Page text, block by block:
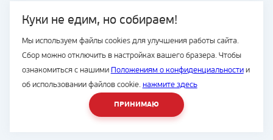
Куки не едим, но собираем!
Мы используем файлы cookies для улучшения работы сайта.
Сбор можно отключить в настройках вашего бразера. Чтобы
ознакомиться с нашими Положениям о конфиденциальностии
об использовании файлов cookie. нажмите здесь
ПРИНИМАЮ